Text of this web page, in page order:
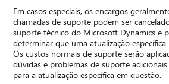
Em casos especiais, os encargos
chamadas de suporte podem ser
suporte técnico do Microsoft Dynamics e
determinar que uma atualização
Os custos normais de suporte serão
dúvidas e problemas de suporte
para a atualização específica em questão.